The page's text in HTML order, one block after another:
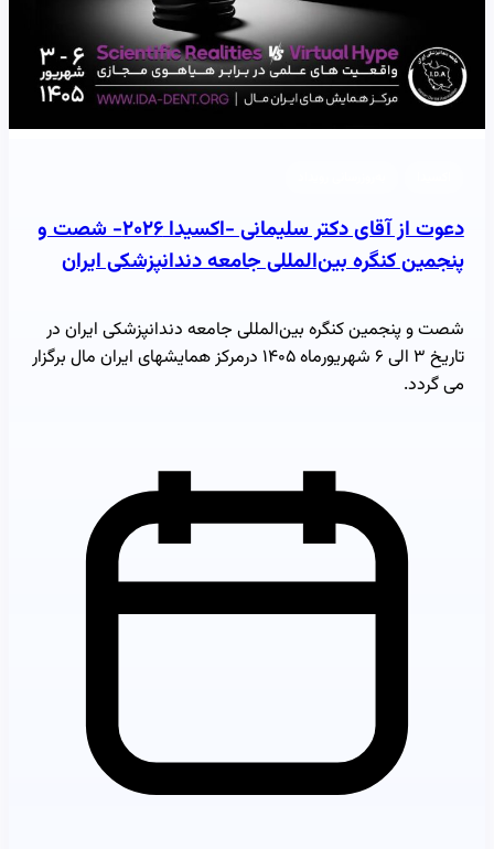
دعوت از آقای دکتر سلیمانی -اکسیدا ۲۰۲۶- شصت و
پنجمین کنگره بین‌المللی جامعه دندانپزشکی ایران
شصت و پنجمین کنگره بین‌المللی جامعه دندانپزشکی ایران در
تاریخ ۳ الی ۶ شهریورماه ۱۴۰۵ درمرکز همایشهای ایران مال برگزار
می گردد.